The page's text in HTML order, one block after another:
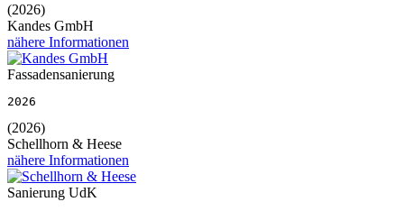
(2026)
Kandes GmbH
nähere Informationen
Fassadensanierung
2026
(2026)
Schellhorn & Heese
nähere Informationen
Sanierung UdK